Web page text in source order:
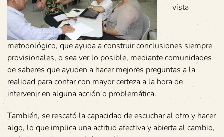
vista
metodológico, que ayuda a construir conclusiones siempre
provisionales, o sea ver lo posible, mediante comunidades
de saberes que ayuden a hacer mejores preguntas a la
realidad para contar con mayor certeza a la hora de
intervenir en alguna acción o problemática.
También, se rescató la capacidad de escuchar al otro y hacer
algo, lo que implica una actitud afectiva y abierta al cambio,